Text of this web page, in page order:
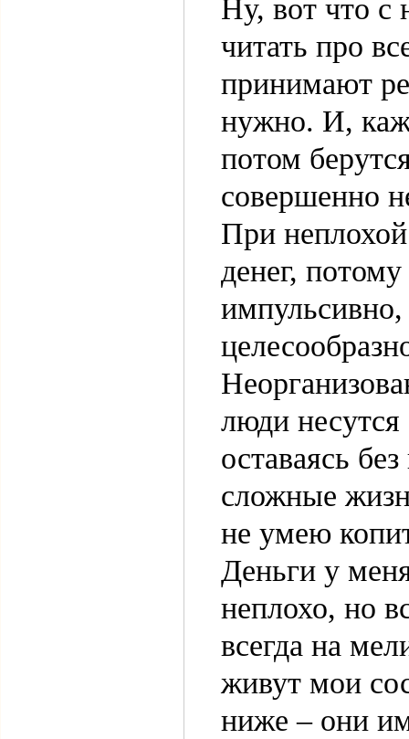
Ну, вот что с
читать про
принимают
нужно. И,
потом
совершенно
При неплохой
денег,
люди несутся
оставаясь
сложные
не умею
Деньги у
неплохо, но
всегда на
живут мои
ниже – они